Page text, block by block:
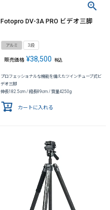
Fotopro DV-3A PRO ビデオ三脚
アルミ 3段
販売価格 ¥38,500 税込
プロフェッショナルな機能を備えたツインチューブ式ビ
デオ三脚
伸長182.5cm / 縮長89cm / 質量4250g
カートに入れる